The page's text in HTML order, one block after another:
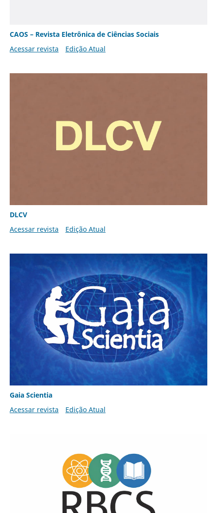
CAOS – Revista Eletrônica de Ciências Sociais
Acessar revista
Edição Atual
DLCV
Acessar revista
Edição Atual
Gaia Scientia
Acessar revista
Edição Atual